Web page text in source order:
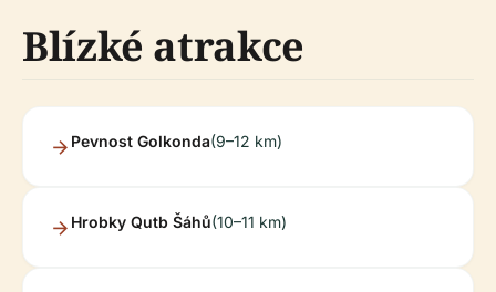
Blízké atrakce
Pevnost Golkonda(9–12 km)
Hrobky Qutb Šáhů(10–11 km)